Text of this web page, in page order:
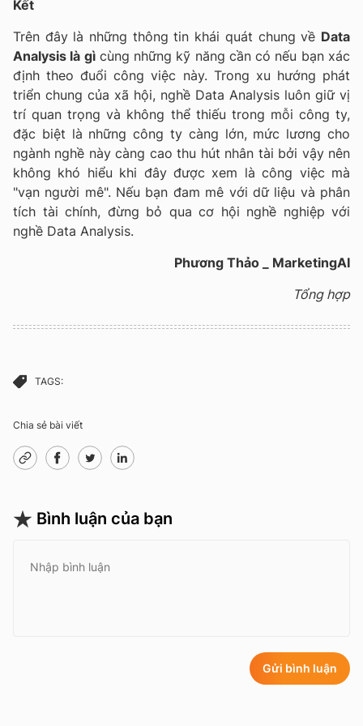
Kết
Trên đây là những thông tin khái quát chung về Data
Analysis là gìcùng những kỹ năng cần có nếu bạn xác
định theo đuổi công việc này. Trong xu hướng phát
triển chung của xã hội, nghề Data Analysis luôn giữ vị
trí quan trọng và không thể thiếu trong mỗi công ty,
đặc biệt là những công ty càng lớn, mức lương cho
ngành nghề này càng cao thu hút nhân tài bởi vậy nên
không khó hiểu khi đây được xem là công việc mà
"vạn người mê". Nếu bạn đam mê với dữ liệu và phân
tích tài chính, đừng bỏ qua cơ hội nghề nghiệp với
nghề Data Analysis.
Phương Thảo _ MarketingAI
Tổng hợp
TAGS:
Chia sẻ bài viết
Bình luận của bạn
Gửi bình luận